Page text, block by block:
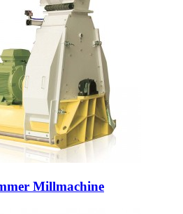
Millmachine